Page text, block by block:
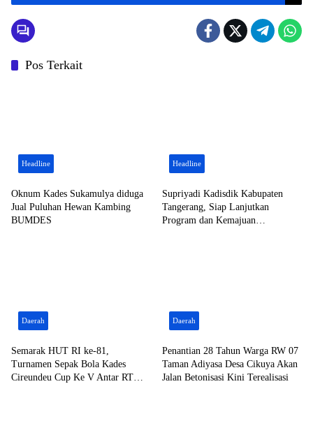
Pos Terkait
Headline
Oknum Kades Sukamulya diduga
Jual Puluhan Hewan Kambing
BUMDES
Headline
Supriyadi Kadisdik Kabupaten
Tangerang, Siap Lanjutkan
Program dan Kemajuan
Daerah
Semarak HUT RI ke-81,
Turnamen Sepak Bola Kades
Cireundeu Cup Ke V Antar RT
Daerah
Penantian 28 Tahun Warga RW 07
Taman Adiyasa Desa Cikuya Akan
Jalan Betonisasi Kini Terealisasi